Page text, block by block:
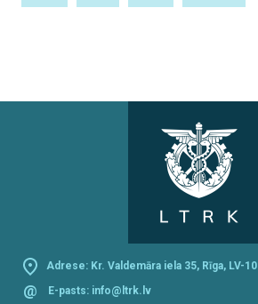
Adrese: Kr. Valdemāra iela 35, Rīga, LV-
@ E-pasts: info@ltrk.lv